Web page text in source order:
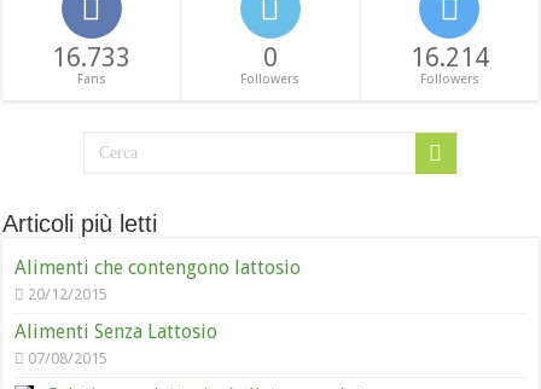
16.733
Fans
0
Followers
16.214
Followers
Articoli più letti
Alimenti che contengono lattosio
20/12/2015
Alimenti Senza Lattosio
07/08/2015